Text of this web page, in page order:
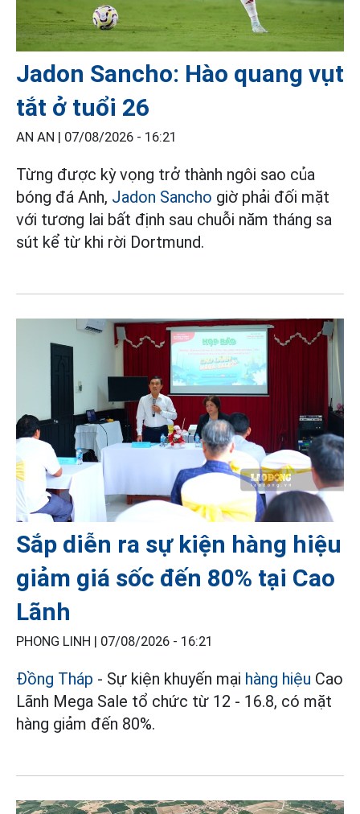
Jadon Sancho: Hào quang vụt
tắt ở tuổi 26
AN AN | 07/08/2026 - 16:21
Từng được kỳ vọng trở thành ngôi sao của
bóng đá Anh, Jadon Sancho giờ phải đối mặt
với tương lai bất định sau chuỗi năm tháng sa
sút kể từ khi rời Dortmund.
Sắp diễn ra sự kiện hàng hiệu
giảm giá sốc đến 80% tại Cao
Lãnh
PHONG LINH | 07/08/2026 - 16:21
Đồng Tháp - Sự kiện khuyến mại hàng hiệu Cao
Lãnh Mega Sale tổ chức từ 12 - 16.8, có mặt
hàng giảm đến 80%.